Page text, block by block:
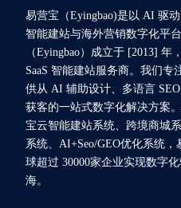
易营宝（Eyingbao)是以 AI 驱动
智能建站与海外营销数字化平
（Eyingbao）成立于 [2013] 年
SaaS 智能建站服务商。我们专
供从 AI 辅助设计、多语言
获客的一站式数字化解决方案
宝云智能建站系统、跨境商城
系统、AI+Seo/GEO优化系统
球超过 30000家企业实现数字
海。